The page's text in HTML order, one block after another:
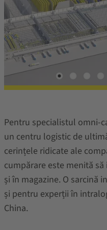
Pentru specialistul omni-
un centru logistic de
cerințele ridicate ale
cumpărare este menită
și în magazine. O sarcină
și pentru experții în
China.